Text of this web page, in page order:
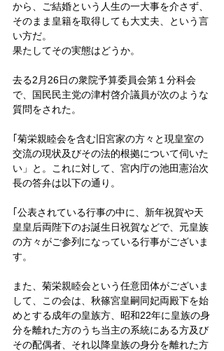
から、ご結婚という人生の一大事を介さず、
そのまま皇籍を取得しても大丈夫、という言
い方だ。
果たしてその実態はどうか。
去る2月26日の衆院予算委員会第１分科会
で、国民民主党の津村啓介議員が次のような
質問をされた。
｢菊栄親睦会を含む旧宮家の方々と現皇室の
交流の現状及びその法的根拠について伺いた
い」と。これに対して、宮内庁の池田憲治次
長の答弁は以下の通り。
｢公表されている行事の中に、新年祝賀や天
皇皇后両陛下のお誕生日祝賀などで、元皇族
の方々がご参列になっている行事がございま
す。
また、菊栄親睦会という任意団体がございま
して、この会は、秋篠宮皇嗣同妃両殿下を始
めとする成年の皇族方、昭和22年に皇族の身
分を離れた方のうち当主の系統にある方及び
その配偶者、それ以降皇族の身分を離れた方